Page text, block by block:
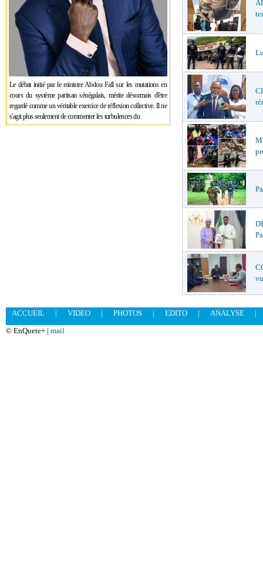
Le débat initié par le ministre Abdou Fall sur les mutations en
cours du système partisan sénégalais, mérite désormais d'être
regardé comme un véritable exercice de réflexion collective. Il ne
s'agit plus seulement de commenter les turbulences du
ACCUEIL | VIDEO | PHOTOS | EDITO | ANALYSE
|
© EnQuete+ | mail